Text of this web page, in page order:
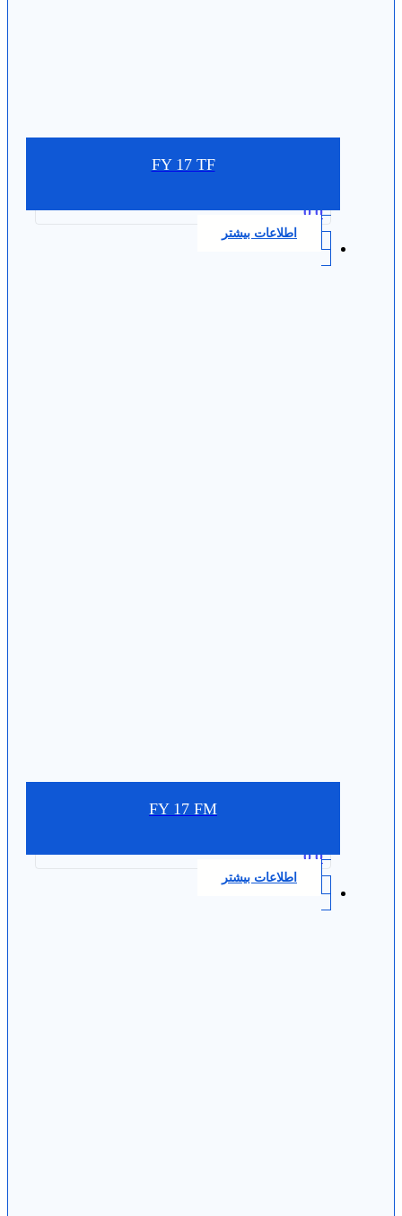
FY 17 TF
0.0
اطلاعات بیشتر
FY 17 FM
0.0
اطلاعات بیشتر